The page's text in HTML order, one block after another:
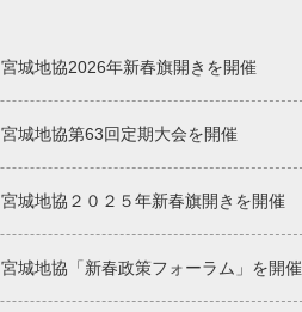
宮城地協2026年新春旗開きを開催
宮城地協第63回定期大会を開催
宮城地協２０２５年新春旗開きを開催
宮城地協「新春政策フォーラム」を開催